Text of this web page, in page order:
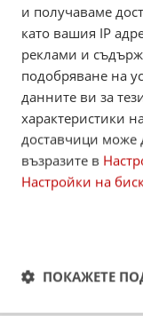
News
и получаваме
като вашия IP
реклами и
подобряване на
данните ви за
характеристики
доставчици може
възразите в
Настройки на
ПОКАЖЕТЕ